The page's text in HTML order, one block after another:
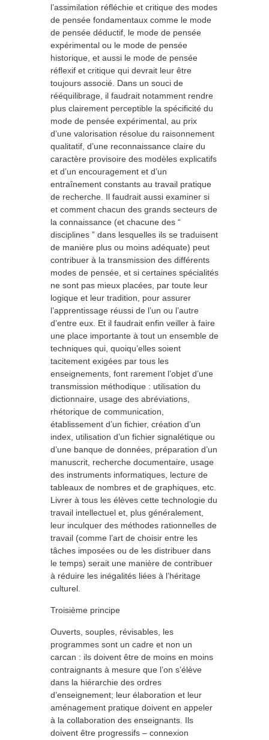
l’assimilation réfléchie et critique des modes
de pensée fondamentaux comme le mode
de pensée déductif, le mode de pensée
expérimental ou le mode de pensée
historique, et aussi le mode de pensée
réflexif et critique qui devrait leur être
toujours associé. Dans un souci de
rééquilibrage, il faudrait notamment rendre
plus clairement perceptible la spécificité du
mode de pensée expérimental, au prix
d’une valorisation résolue du raisonnement
qualitatif, d’une reconnaissance claire du
caractère provisoire des modèles explicatifs
et d’un encouragement et d’un
entraînement constants au travail pratique
de recherche. Il faudrait aussi examiner si
et comment chacun des grands secteurs de
la connaissance (et chacune des “
disciplines ” dans lesquelles ils se traduisent
de manière plus ou moins adéquate) peut
contribuer à la transmission des différents
modes de pensée, et si certaines spécialités
ne sont pas mieux placées, par toute leur
logique et leur tradition, pour assurer
l’apprentissage réussi de l’un ou l’autre
d’entre eux. Et il faudrait enfin veiller à faire
une place importante à tout un ensemble de
techniques qui, quoiqu’elles soient
tacitement exigées par tous les
enseignements, font rarement l’objet d’une
transmission méthodique : utilisation du
dictionnaire, usage des abréviations,
rhétorique de communication,
établissement d’un fichier, création d’un
index, utilisation d’un fichier signalétique ou
d’une banque de données, préparation d’un
manuscrit, recherche documentaire, usage
des instruments informatiques, lecture de
tableaux de nombres et de graphiques, etc.
Livrer à tous les élèves cette technologie du
travail intellectuel et, plus généralement,
leur inculquer des méthodes rationnelles de
travail (comme l’art de choisir entre les
tâches imposées ou de les distribuer dans
le temps) serait une manière de contribuer
à réduire les inégalités liées à l’héritage
culturel.
Troisième principe
Ouverts, souples, révisables, les
programmes sont un cadre et non un
carcan : ils doivent être de moins en moins
contraignants à mesure que l’on s’élève
dans la hiérarchie des ordres
d’enseignement; leur élaboration et leur
aménagement pratique doivent en appeler
à la collaboration des enseignants. Ils
doivent être progressifs – connexion